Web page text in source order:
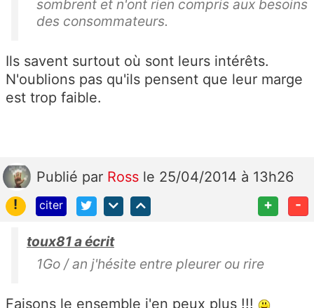
sombrent et n'ont rien compris aux besoins
des consommateurs.
Ils savent surtout où sont leurs intérêts.
N'oublions pas qu'ils pensent que leur marge
est trop faible.
Publié par Ross le 25/04/2014 à 13h26
!
citer + -
toux81 a écrit
1Go / an j'hésite entre pleurer ou rire
Faisons le ensemble j'en peux plus !!!